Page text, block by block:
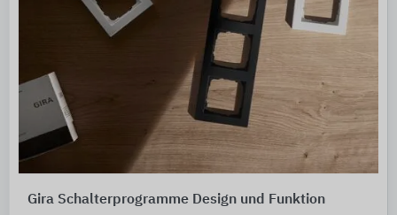
Gira Schalterprogramme Design und Funktion